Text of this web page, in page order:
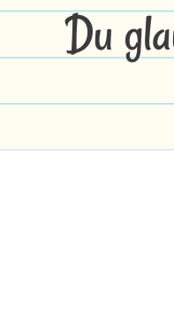
Du